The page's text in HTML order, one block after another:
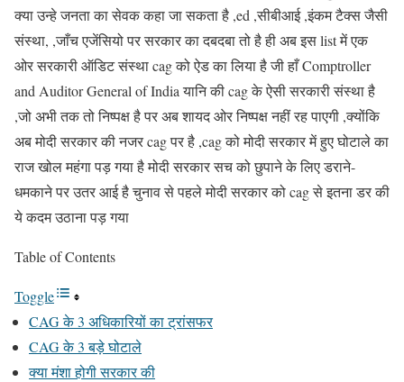
क्या उन्हे जनता का सेवक कहा जा सकता है ,ed ,सीबीआई ,इंकम टैक्स जैसी
संस्था, ,जाँच एजेंसियो पर सरकार का दबदबा तो है ही अब इस list में एक
ओर सरकारी ऑडिट संस्था cag को ऐड का लिया है जी हाँ Comptroller
and Auditor General of India यानि की cag के ऐसी सरकारी संस्था है
,जो अभी तक तो निष्पक्ष है पर अब शायद ओर निष्पक्ष नहीं रह पाएगी ,क्योंकि
अब मोदी सरकार की नजर cag पर है ,cag को मोदी सरकार में हुए घोटाले का
राज खोल महंगा पड़ गया है मोदी सरकार सच को छुपाने के लिए डराने-
धमकाने पर उतर आई है चुनाव से पहले मोदी सरकार को cag से इतना डर की
ये कदम उठाना पड़ गया
Table of Contents
Toggle
CAG के 3 अधिकारियों का ट्रांसफर
CAG के 3 बड़े घोटाले
क्या मंशा होगी सरकार की